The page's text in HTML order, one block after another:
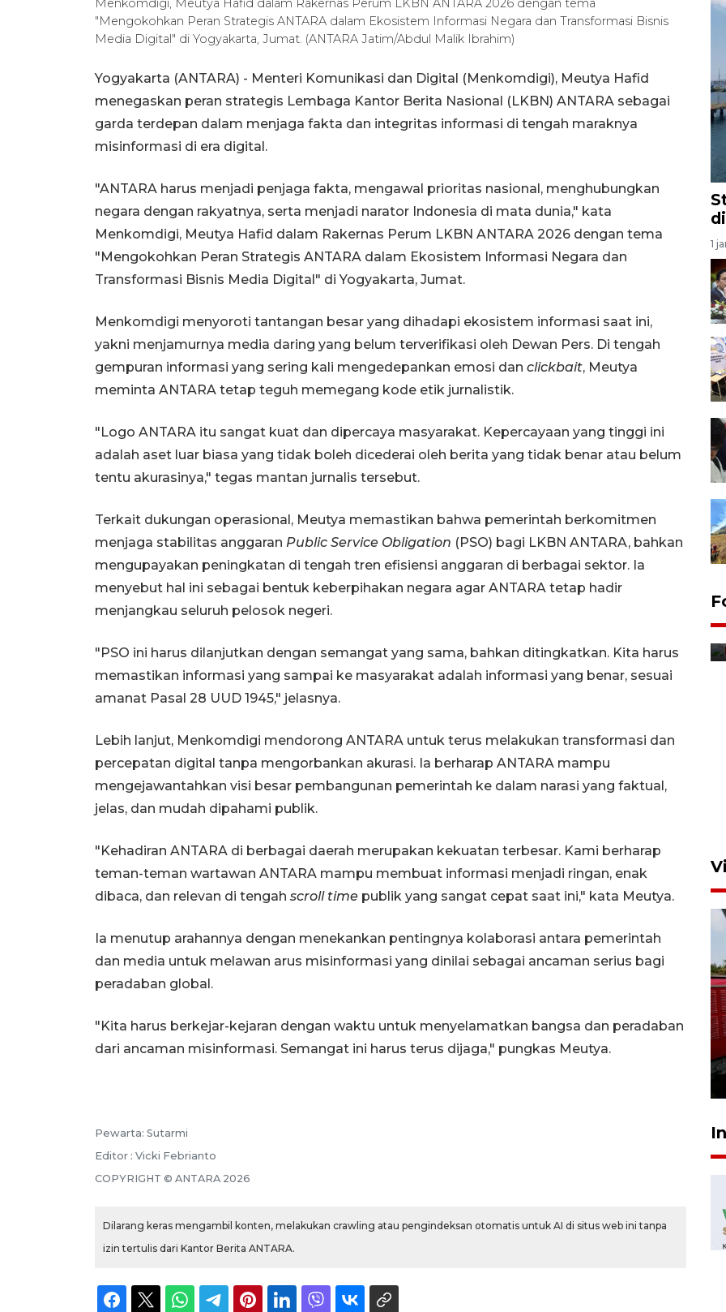
Menkomdigi, Meutya Hafid dalam Rakernas Perum LKBN ANTARA 2026 dengan tema
"Mengokohkan Peran Strategis ANTARA dalam Ekosistem Informasi Negara dan Transformasi Bisnis
Media Digital" di Yogyakarta, Jumat. (ANTARA Jatim/Abdul Malik Ibrahim)
Yogyakarta (ANTARA) - Menteri Komunikasi dan Digital (Menkomdigi), Meutya Hafid
menegaskan peran strategis Lembaga Kantor Berita Nasional (LKBN) ANTARA sebagai
garda terdepan dalam menjaga fakta dan integritas informasi di tengah maraknya
misinformasi di era digital.
"ANTARA harus menjadi penjaga fakta, mengawal prioritas nasional, menghubungkan
negara dengan rakyatnya, serta menjadi narator Indonesia di mata dunia," kata
Menkomdigi, Meutya Hafid dalam Rakernas Perum LKBN ANTARA 2026 dengan tema
"Mengokohkan Peran Strategis ANTARA dalam Ekosistem Informasi Negara dan
Transformasi Bisnis Media Digital" di Yogyakarta, Jumat.
Menkomdigi menyoroti tantangan besar yang dihadapi ekosistem informasi saat ini,
yakni menjamurnya media daring yang belum terverifikasi oleh Dewan Pers. Di tengah
gempuran informasi yang sering kali mengedepankan emosi dan clickbait, Meutya
meminta ANTARA tetap teguh memegang kode etik jurnalistik.
"Logo ANTARA itu sangat kuat dan dipercaya masyarakat. Kepercayaan yang tinggi ini
adalah aset luar biasa yang tidak boleh dicederai oleh berita yang tidak benar atau belum
tentu akurasinya," tegas mantan jurnalis tersebut.
Terkait dukungan operasional, Meutya memastikan bahwa pemerintah berkomitmen
menjaga stabilitas anggaran Public Service Obligation (PSO) bagi LKBN ANTARA, bahkan
mengupayakan peningkatan di tengah tren efisiensi anggaran di berbagai sektor. Ia
menyebut hal ini sebagai bentuk keberpihakan negara agar ANTARA tetap hadir
menjangkau seluruh pelosok negeri.
"PSO ini harus dilanjutkan dengan semangat yang sama, bahkan ditingkatkan. Kita harus
memastikan informasi yang sampai ke masyarakat adalah informasi yang benar, sesuai
amanat Pasal 28 UUD 1945," jelasnya.
Lebih lanjut, Menkomdigi mendorong ANTARA untuk terus melakukan transformasi dan
percepatan digital tanpa mengorbankan akurasi. Ia berharap ANTARA mampu
mengejawantahkan visi besar pembangunan pemerintah ke dalam narasi yang faktual,
jelas, dan mudah dipahami publik.
"Kehadiran ANTARA di berbagai daerah merupakan kekuatan terbesar. Kami berharap
teman-teman wartawan ANTARA mampu membuat informasi menjadi ringan, enak
dibaca, dan relevan di tengah scroll time publik yang sangat cepat saat ini," kata Meutya.
Ia menutup arahannya dengan menekankan pentingnya kolaborasi antara pemerintah
dan media untuk melawan arus misinformasi yang dinilai sebagai ancaman serius bagi
peradaban global.
"Kita harus berkejar-kejaran dengan waktu untuk menyelamatkan bangsa dan peradaban
dari ancaman misinformasi. Semangat ini harus terus dijaga," pungkas Meutya.
Pewarta: Sutarmi
Editor : Vicki Febrianto
COPYRIGHT © ANTARA 2026
Dilarang keras mengambil konten, melakukan crawling atau pengindeksan otomatis untuk AI di situs web ini tanpa
izin tertulis dari Kantor Berita ANTARA.
1
10 jam lalu
Basarnas hentikan operasi
kedaruratan KM Mutiara
Sentosa II